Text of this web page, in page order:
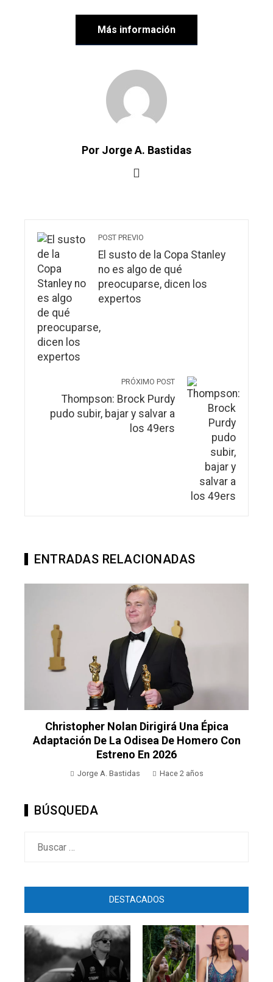
Más información
Por Jorge A. Bastidas
POST PREVIO
El susto de la Copa Stanley
no es algo de qué
preocuparse, dicen los
expertos
PRÓXIMO POST
Thompson: Brock Purdy
pudo subir, bajar y salvar a
los 49ers
ENTRADAS RELACIONADAS
Christopher Nolan Dirigirá Una Épica
Adaptación De La Odisea De Homero Con
Estreno En 2026
Jorge A. Bastidas Hace 2 años
BÚSQUEDA
DESTACADOS